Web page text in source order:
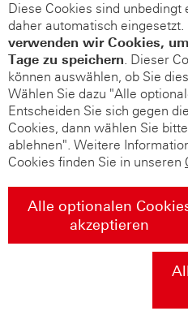
Diese Cookies sind
daher automatisch eingesetzt.
verwenden wir Cookies,
Tage zu speichern. Dieser
können auswählen, ob Sie
Wählen Sie dazu "Alle
Entscheiden Sie sich gegen
Cookies, dann wählen Sie
ablehnen". Weitere
Cookies finden Sie in unseren
Alle optionalen
akzeptieren